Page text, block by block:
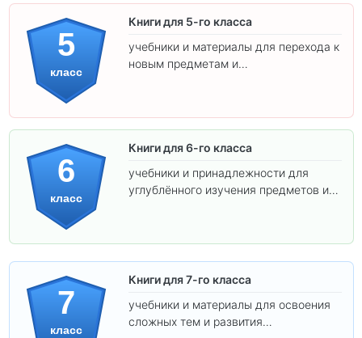
5
класс
Книги для 5-го класса
учебники и материалы для перехода к
новым предметам и
6
класс
Книги для 6-го класса
учебники и принадлежности для
углублённого изучения предметов и
7
класс
Книги для 7-го класса
учебники и материалы для освоения
сложных тем и развития